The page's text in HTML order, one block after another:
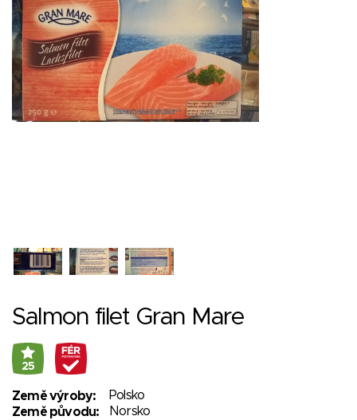
Salmon filet Gran Mare
25
Země výroby:
Polsko
Země původu:
Norsko